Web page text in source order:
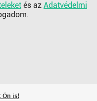
és az Adatvédelmi
is!